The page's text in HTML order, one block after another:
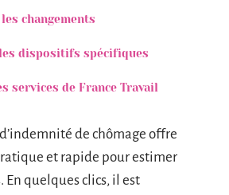
changements
dispositifs spécifiques
services de France Travail
de chômage offre
et rapide pour estimer
En quelques clics, il est